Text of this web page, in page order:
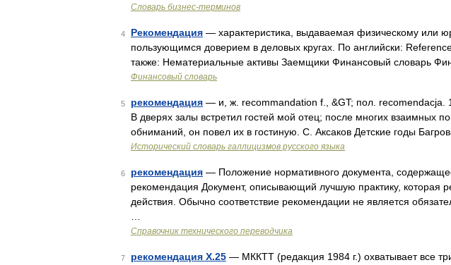
Словарь бизнес-терминов
4 Рекомендация — характеристика, выдаваемая физическому или
пользующимся доверием в деловых кругах. По английски:
также: Нематериальные активы Заемщики Финансовый словарь
Финансовый словарь
5 рекомендация — и, ж. recommandation f., &GT; пол. recomendacja.
В дверях залы встретил гостей мой отец; после многих взаимных
обниманий, он повел их в гостиную. С. Аксаков Детские годы
Исторический словарь галлицизмов русского языка
6 рекомендация — Положение нормативного документа,
рекомендация Документ, описывающий лучшую практику, которая
действия. Обычно соответствие рекомендации не является
Справочник технического переводчика
7 рекомендация Х.25 — МККТТ (редакция 1984 г.) охватывает все